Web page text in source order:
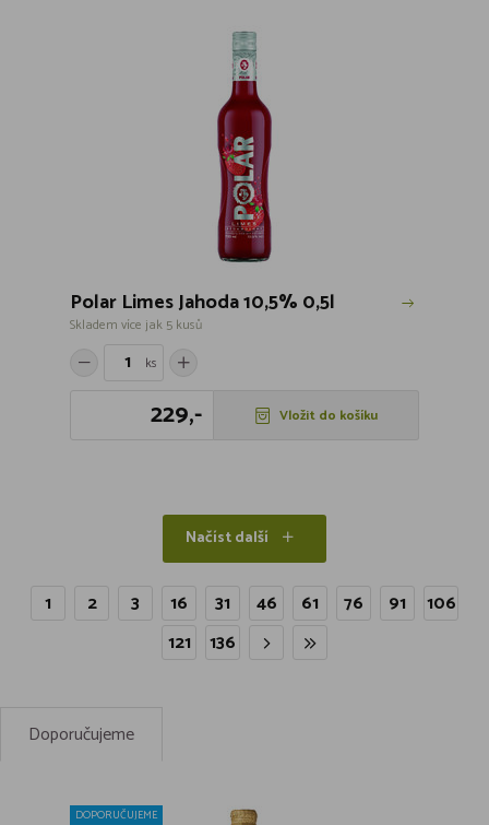
Polar Limes Jahoda 10,5% 0,5l
Skladem více jak 5 kusů
ks
229,- Vložit do košíku
Načíst další
1 2 3 16 31 46 61 76 91
106
121
136
Doporučujeme
DOPORUČUJEME